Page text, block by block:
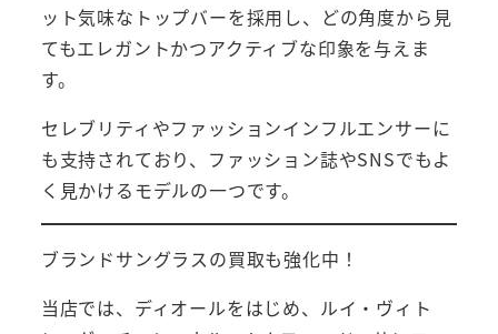
ット気味なトップバーを採用し、どの角度から見
てもエレガントかつアクティブな印象を与えま
す。
セレブリティやファッションインフルエンサーに
も支持されており、ファッション誌やSNSでもよ
く見かけるモデルの一つです。
ブランドサングラスの買取も強化中！
当店では、ディオールをはじめ、ルイ・ヴィト